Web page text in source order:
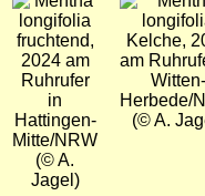
fruchtend,
2024 am
Ruhrufer
in
Hattingen-
Mitte/NRW
(© A.
Jagel)
Kelche,
am
Witten-
Herbede/
(© A.